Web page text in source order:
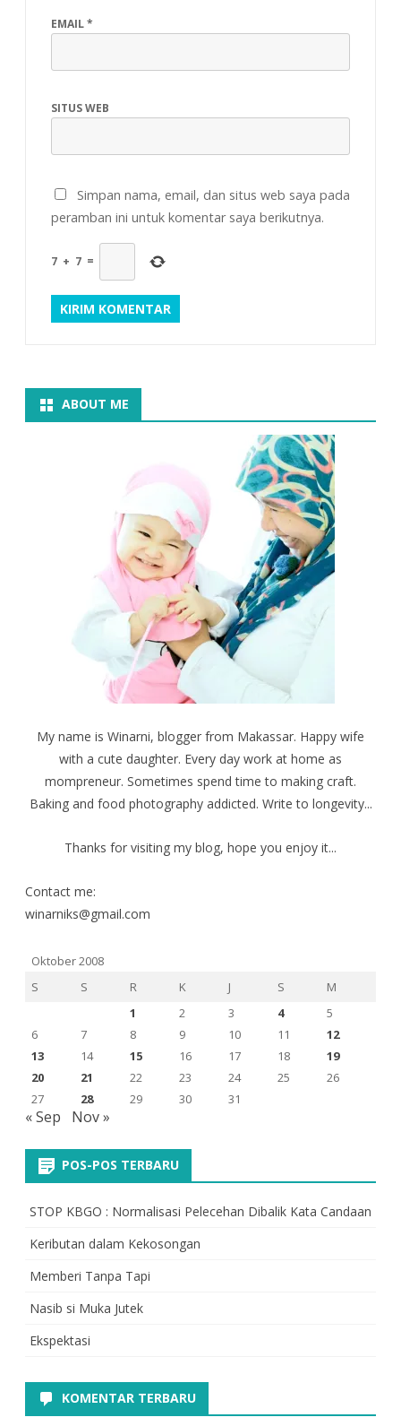
EMAIL*
SITUS WEB
Simpan nama, email, dan situs web saya pada
peramban ini untuk komentar saya berikutnya.
7 + 7 =
ABOUT ME
My name is Winarni, blogger from Makassar. Happy wife
with a cute daughter. Every day work at home as
mompreneur. Sometimes spend time to making craft.
Baking and food photography addicted. Write to longevity...
Thanks for visiting my blog, hope you enjoy it...
Contact me:
winarniks@gmail.com
Oktober 2008
S
S R K J S
M
1
2 3 4
5
6
7 8 9 10 11
12
13
14 15 16 17 18
19
20
21 22 23 24 25
26
27
28 29 30 31
« Sep Nov »
POS-POS TERBARU
STOP KBGO : Normalisasi Pelecehan Dibalik Kata Candaan
Keributan dalam Kekosongan
Memberi Tanpa Tapi
Nasib si Muka Jutek
Ekspektasi
KOMENTAR TERBARU